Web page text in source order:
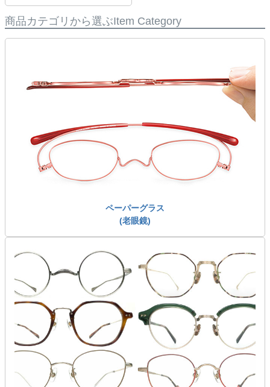
商品カテゴリから選ぶItem Category
ペーパーグラス
(老眼鏡)